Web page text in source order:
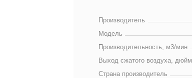
Производитель
Модель
Производительность, м3/мин
Выход сжатого воздуха, дюйм
Страна производитель